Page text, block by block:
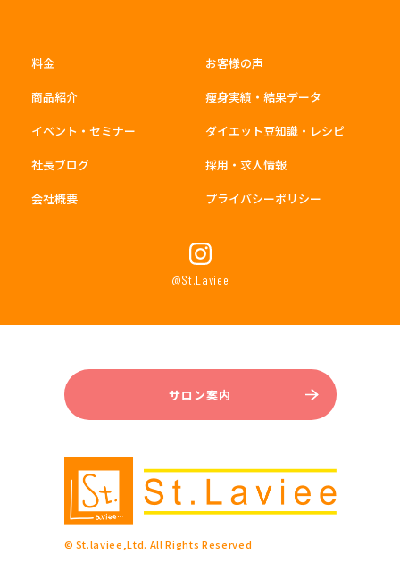
料金
お客様の声
商品紹介
痩身実績・結果データ
イベント・セミナー
ダイエット豆知識・レシピ
社長ブログ
採用・求人情報
会社概要
プライバシーポリシー
@St.Laviee
サロン案内
© St.laviee,Ltd. All Rights Reserved